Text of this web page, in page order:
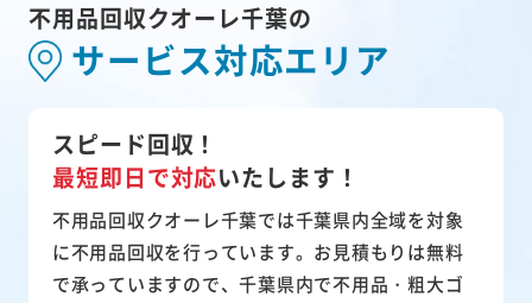
不用品回収クオーレ千葉の
サービス対応エリア
スピード回収！
最短即日で対応いたします！
不用品回収クオーレ千葉では千葉県内全域を対象
に不用品回収を行っています。お見積もりは無料
で承っていますので、千葉県内で不用品・粗大ゴ